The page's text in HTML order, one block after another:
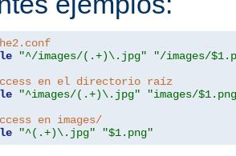
"^/images/(.+)\.jpg"
"/images/
en el directorio raíz
"^images/(.+)\.jpg"
"images/
en images/
"^(.+)\.jpg" "$1.png"